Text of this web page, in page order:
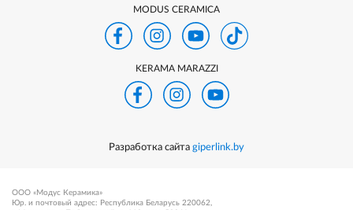
MODUS CERAMICA
KERAMA MARAZZI
Разработка сайта giperlink.by
ООО «Модус Керамика»
Юр. и почтовый адрес: Республика Беларусь 220062,